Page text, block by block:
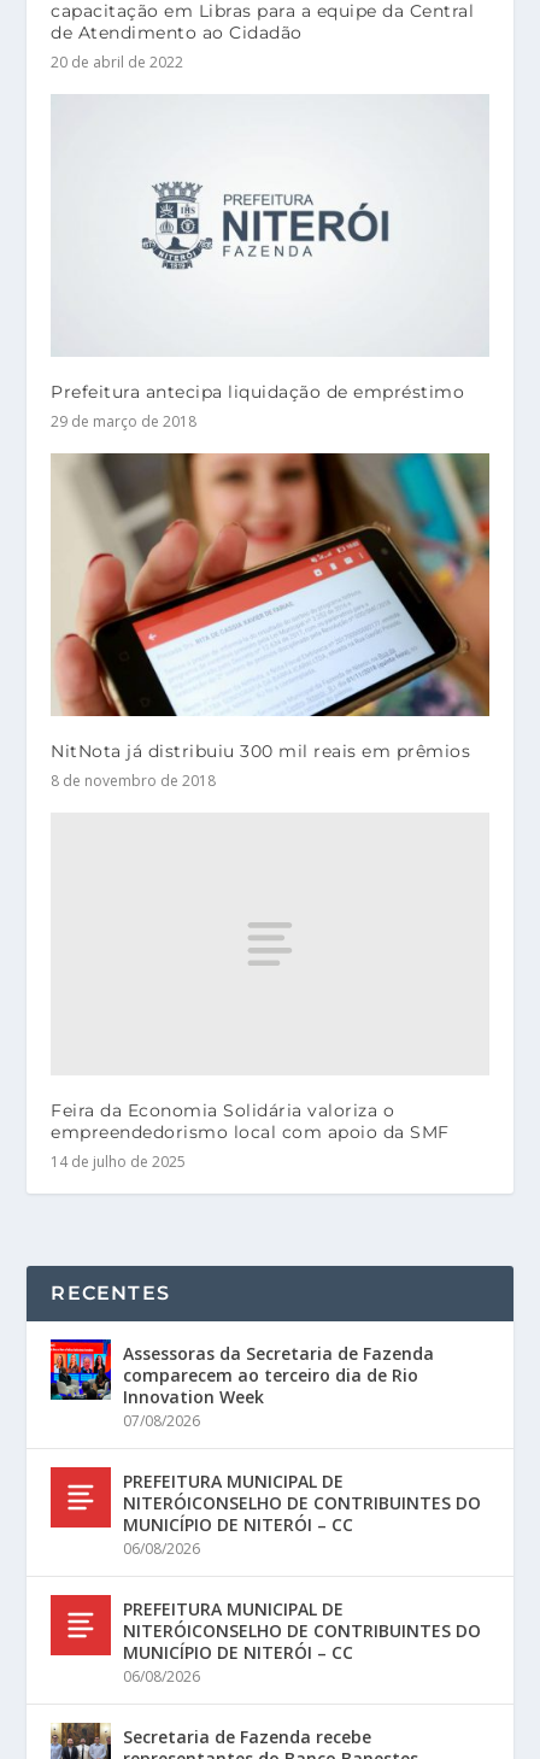
capacitação em Libras para a equipe da Central
de Atendimento ao Cidadão
20 de abril de 2022
Prefeitura antecipa liquidação de empréstimo
29 de março de 2018
NitNota já distribuiu 300 mil reais em prêmios
8 de novembro de 2018
Feira da Economia Solidária valoriza o
empreendedorismo local com apoio da SMF
14 de julho de 2025
RECENTES
Assessoras da Secretaria de Fazenda
comparecem ao terceiro dia de Rio
Innovation Week
07/08/2026
PREFEITURA MUNICIPAL DE
NITERÓICONSELHO DE CONTRIBUINTES DO
MUNICÍPIO DE NITERÓI – CC
06/08/2026
PREFEITURA MUNICIPAL DE
NITERÓICONSELHO DE CONTRIBUINTES DO
MUNICÍPIO DE NITERÓI – CC
06/08/2026
Secretaria de Fazenda recebe